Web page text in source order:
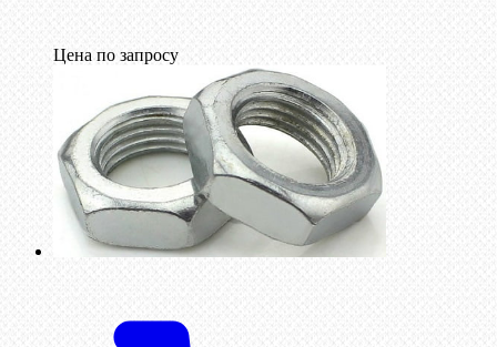
Цена по запросу